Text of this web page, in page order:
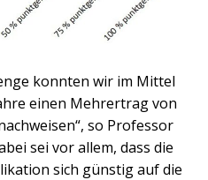
konnten wir im Mittel
einen Mehrertrag von
so Professor
sei vor allem, dass die
sich günstig auf die